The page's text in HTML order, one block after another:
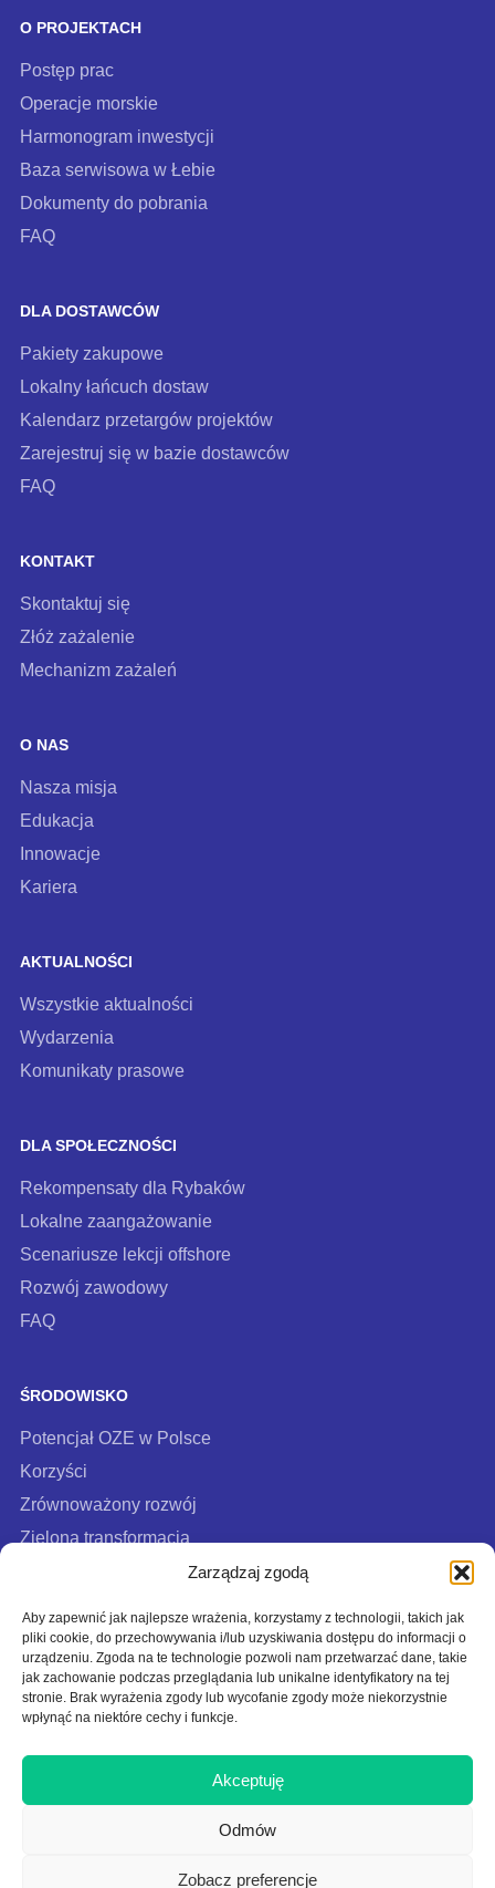
Zarządzaj zgodą
Aby zapewnić jak najlepsze wrażenia, korzystamy z technologii, takich jak
pliki cookie, do przechowywania i/lub uzyskiwania dostępu do informacji o
urządzeniu. Zgoda na te technologie pozwoli nam przetwarzać dane, takie
jak zachowanie podczas przeglądania lub unikalne identyfikatory na tej
stronie. Brak wyrażenia zgody lub wycofanie zgody może niekorzystnie
wpłynąć na niektóre cechy i funkcje.
Akceptuję
Odmów
Zobacz preferencje
O PROJEKTACH
Postęp prac
Operacje morskie
Harmonogram inwestycji
Baza serwisowa w Łebie
Dokumenty do pobrania
FAQ
DLA DOSTAWCÓW
Pakiety zakupowe
Lokalny łańcuch dostaw
Kalendarz przetargów projektów
Zarejestruj się w bazie dostawców
FAQ
KONTAKT
Skontaktuj się
Złóż zażalenie
Mechanizm zażaleń
O NAS
Nasza misja
Edukacja
Innowacje
Kariera
AKTUALNOŚCI
Wszystkie aktualności
Wydarzenia
Komunikaty prasowe
DLA SPOŁECZNOŚCI
Rekompensaty dla Rybaków
Lokalne zaangażowanie
Scenariusze lekcji offshore
Rozwój zawodowy
FAQ
ŚRODOWISKO
Potencjał OZE w Polsce
Korzyści
Zrównoważony rozwój
Zielona transformacja
Na tej stronie działa Google reCAPTCHA:Polityka prywatności